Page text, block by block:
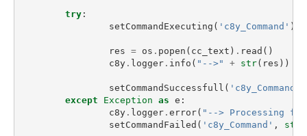
- Flexible InterConnect
- Flexible Remote Access
- vUTM2
try:
setCommandExecuting ( 'c8y_Command' )
res = os . popen ( cc_text ) . read ()
c8y. logger. info ( "-->" + str( res ))
setCommandSuccessfull ( 'c8y_Command,'
except
Exception as e :
c8y. logger. error( "--> Processing
setCommandFailed ( 'c8y_Command' , str